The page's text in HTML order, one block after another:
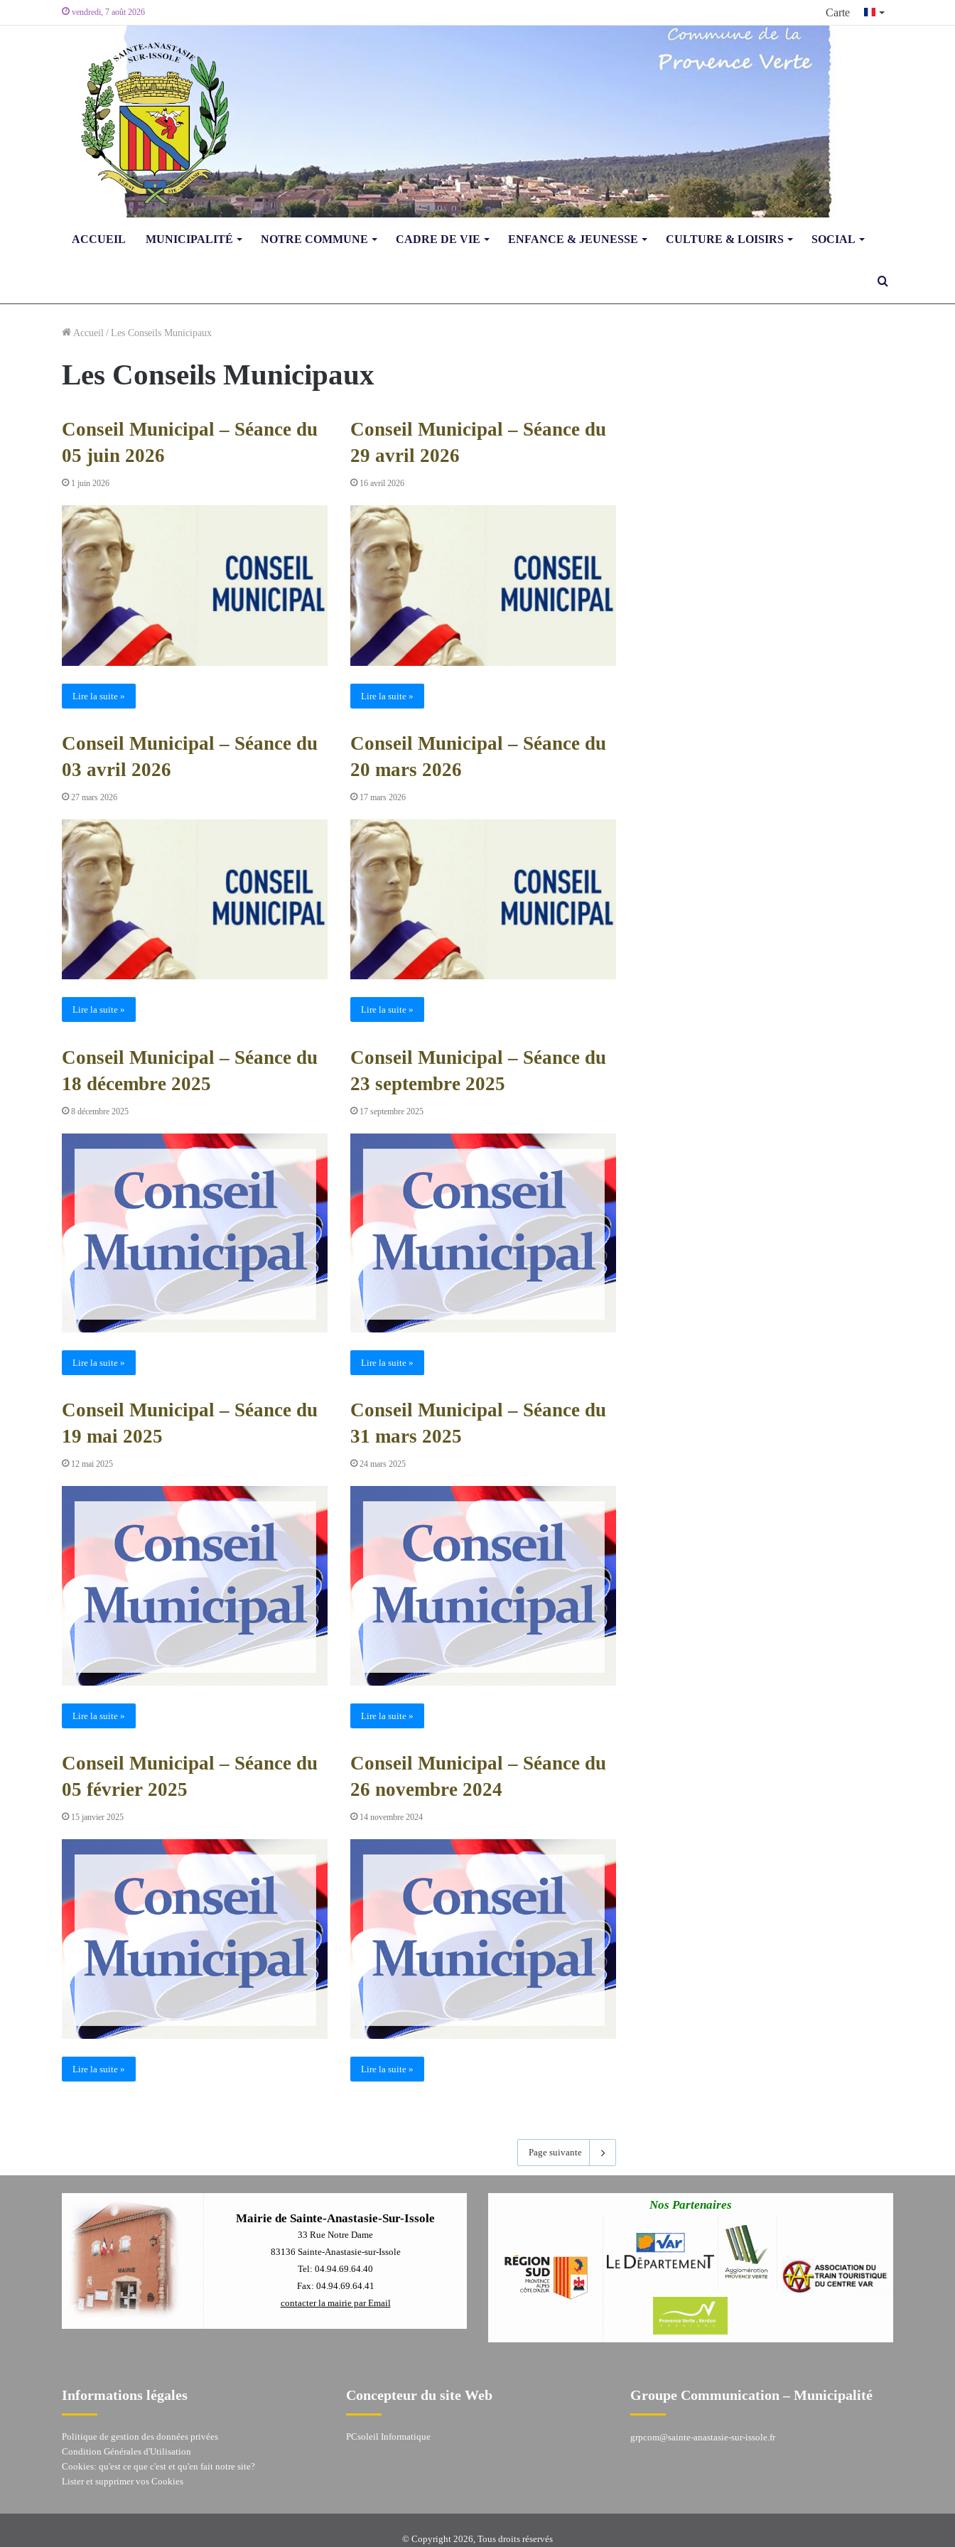
vendredi, 7 août 2026 Carte
ACCUEIL MUNICIPALITÉ NOTRE COMMUNE CADRE DE VIE ENFANCE & JEUNESSE CULTURE & LOISIRS SOCIAL
Accueil / Les Conseils Municipaux
Les Conseils Municipaux
Conseil Municipal – Séance du
05 juin 2026
1 juin 2026
Lire la suite »
Conseil Municipal – Séance du
29 avril 2026
16 avril 2026
Lire la suite »
Conseil Municipal – Séance du
03 avril 2026
27 mars 2026
Lire la suite »
Conseil Municipal – Séance du
20 mars 2026
17 mars 2026
Lire la suite »
Conseil Municipal – Séance du
18 décembre 2025
8 décembre 2025
Lire la suite »
Conseil Municipal – Séance du
23 septembre 2025
17 septembre 2025
Lire la suite »
Conseil Municipal – Séance du
19 mai 2025
12 mai 2025
Lire la suite »
Conseil Municipal – Séance du
31 mars 2025
24 mars 2025
Lire la suite »
Conseil Municipal – Séance du
05 février 2025
15 janvier 2025
Lire la suite »
Conseil Municipal – Séance du
26 novembre 2024
14 novembre 2024
Lire la suite »
Page suivante
Mairie de Sainte-Anastasie-Sur-Issole
33 Rue Notre Dame
83136 Sainte-Anastasie-sur-Issole
Tel: 04.94.69.64.40
Fax: 04.94.69.64.41
contacter la mairie par Email
Nos Partenaires
Informations légales
Politique de gestion des données privées
Condition Générales d'Utilisation
Cookies: qu'est ce que c'est et qu'en fait notre site?
Lister et supprimer vos Cookies
Concepteur du site Web
PCsoleil Informatique
Groupe Communication – Municipalité
grpcom@sainte-anastasie-sur-issole.fr
© Copyright 2026, Tous droits réservés